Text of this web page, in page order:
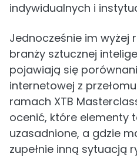
indywidualnych i
Jednocześnie im wyżej
branży sztucznej
pojawiają się
internetowej z przełomu
ramach XTB
ocenić, które elementy
uzasadnione, a gdzie
zupełnie inną sytuacją